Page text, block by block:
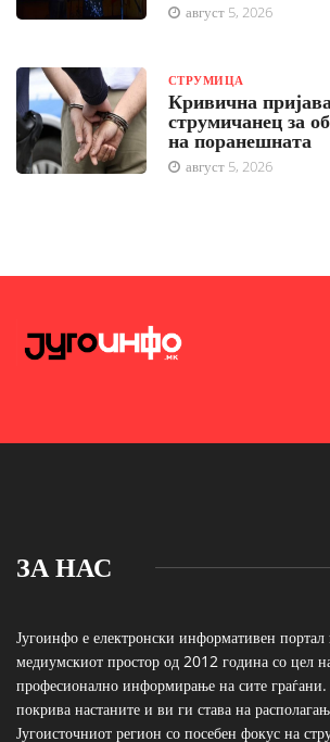
август 5, 2026
СТРУМИЦА
Кривична
струмичанец за
на поранешната
август 5, 2026
ЗА НАС
Југоинфо е електронски информативен портал
медиумскиот простор од 2012 година со цел
професионално информирање на сите
покрива настаните и ви ги става на
Југоисточниот регион со посебен фокус на